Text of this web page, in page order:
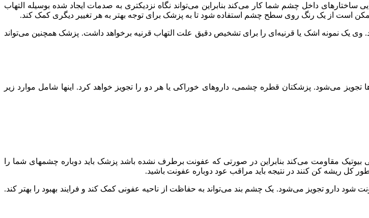
ساختارهای داخل چشم شما کار می‌کند بنابراین می‌تواند نگاه نزدیکتری به صدمات ایجاد شده بوسیله التهاب
است از یک رنگ روی سطح چشم استفاده شود تا به پزشک برای توجه بهتر به هر تغییر دیگری کمک کند.
یک نمونه اشک یا قرنیه‌ای را برای تشخیص دقیق علت التهاب قرنیه برخواهد داشت. پزشک همچنین می‌تواند
می‌شود. پزشکتان قطره چشمی، داروهای خوراکی یا هر دو را تجویز خواهد کرد. اینها شامل موارد زیر
بیوتیک مقاومت می‌کند بنابراین در صورتی که عفونت برطرف نشده باشد پزشک باید دوباره چشمهای شما را
کل ریشه کن کنند در نتیجه باید مراقب عود دوباره عفونت باشید.
شود دارو تجویز می‌شود. یک چشم بند می‌تواند به حفاظت از ناحیه عفونی کمک کند و فرایند بهبود را بهتر کند.